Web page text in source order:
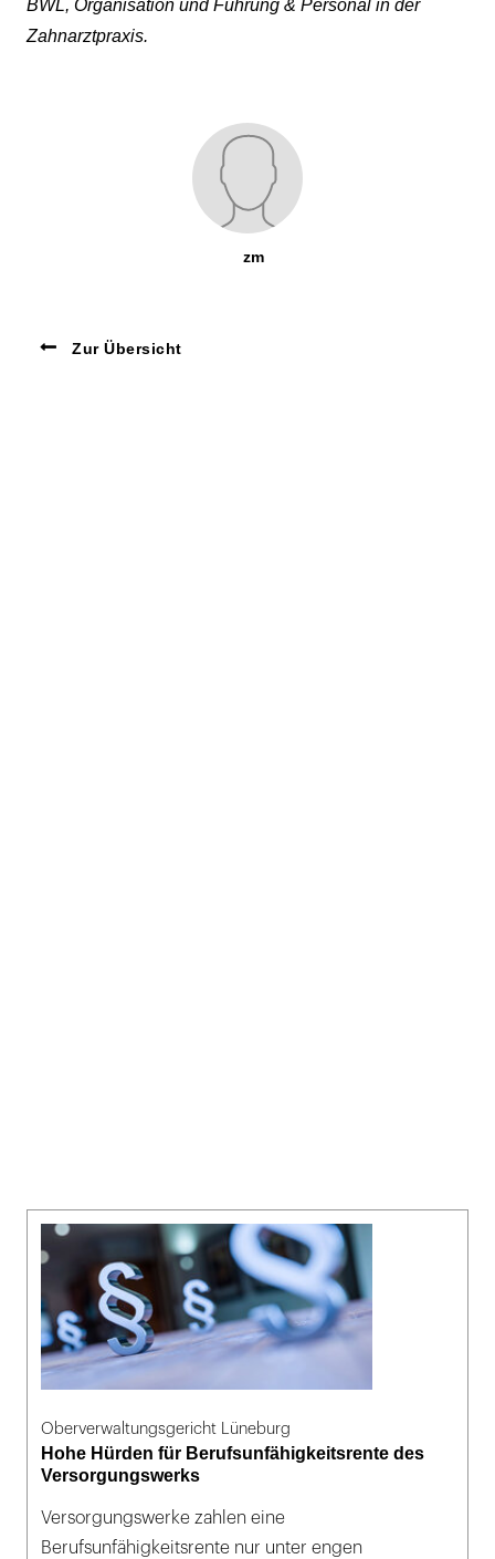
BWL, Organisation und Führung & Personal in der
Zahnarztpraxis.
zm
Zur Übersicht
Oberverwaltungsgericht Lüneburg
Hohe Hürden für Berufsunfähigkeitsrente des
Versorgungswerks
Versorgungswerke zahlen eine
Berufsunfähigkeitsrente nur unter engen